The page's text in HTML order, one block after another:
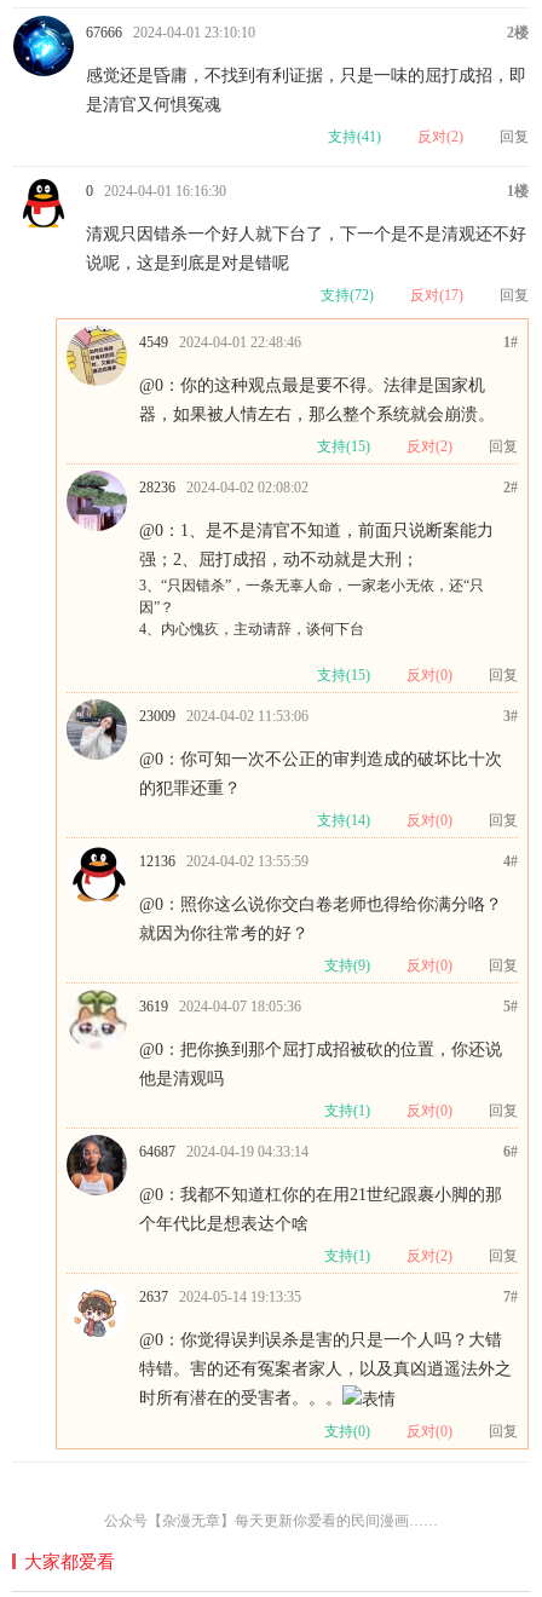
2楼
67666 2024-04-01 23:10:10
感觉还是昏庸，不找到有利证据，只是一味的屈打成招，即
是清官又何惧冤魂
支持(41) 反对(2) 回复
1楼
0 2024-04-01 16:16:30
清观只因错杀一个好人就下台了，下一个是不是清观还不好
说呢，这是到底是对是错呢
支持(72) 反对(17) 回复
1#
4549 2024-04-01 22:48:46
@0 ：你的这种观点最是要不得。法律是国家机
器，如果被人情左右，那么整个系统就会崩溃。
支持(15) 反对(2) 回复
2#
28236 2024-04-02 02:08:02
@0 ：1、是不是清官不知道，前面只说断案能力
强；2、屈打成招，动不动就是大刑；
3、“只因错杀”，一条无辜人命，一家老小无依，还“只
因”？
4、内心愧疚，主动请辞，谈何下台
支持(15) 反对(0) 回复
3#
23009 2024-04-02 11:53:06
@0 ：你可知一次不公正的审判造成的破坏比十次
的犯罪还重？
支持(14) 反对(0) 回复
4#
12136 2024-04-02 13:55:59
@0 ：照你这么说你交白卷老师也得给你满分咯？
就因为你往常考的好？
支持(9) 反对(0) 回复
5#
3619 2024-04-07 18:05:36
@0 ：把你换到那个屈打成招被砍的位置，你还说
他是清观吗
支持(1) 反对(0) 回复
6#
64687 2024-04-19 04:33:14
@0 ：我都不知道杠你的在用21世纪跟裹小脚的那
个年代比是想表达个啥
支持(1) 反对(2) 回复
7#
2637 2024-05-14 19:13:35
@0 ：你觉得误判误杀是害的只是一个人吗？大错
特错。害的还有冤案者家人，以及真凶逍遥法外之
时所有潜在的受害者。。。
支持(0) 反对(0) 回复
公众号【杂漫无章】每天更新你爱看的民间漫画……
大家都爱看